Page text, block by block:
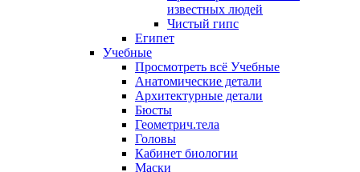
известных людей
Чистый гипс
Египет
Учебные
Просмотреть всё Учебные
Анатомические детали
Архитектурные детали
Бюсты
Геометрич.тела
Головы
Кабинет биологии
Маски